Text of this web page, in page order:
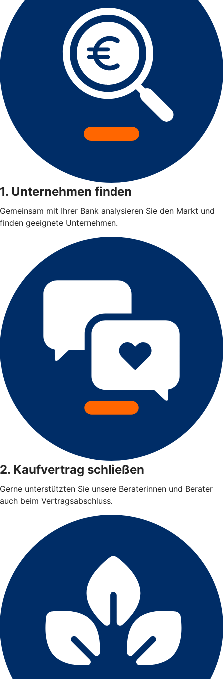
1. Unternehmen finden
Gemeinsam mit Ihrer Bank analysieren Sie den Markt und
finden geeignete Unternehmen.
2. Kaufvertrag schließen
Gerne unterstützten Sie unsere Beraterinnen und Berater
auch beim Vertragsabschluss.